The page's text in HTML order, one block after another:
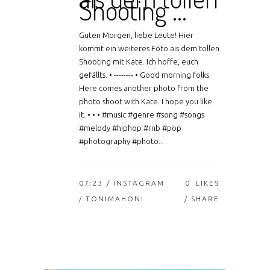
Shooting …
Guten Morgen, liebe Leute! Hier
kommt ein weiteres Foto ais dem tollen
Shooting mit Kate. Ich hoffe, euch
gefällts. • -------- • Good morning folks.
Here comes another photo from the
photo shoot with Kate. I hope you like
it. • • • #music #genre #song #songs
#melody #hiphop #rnb #pop
#photography #photo...
07:23 / INSTAGRAM
/ TONIMAHONI
0
LIKES
SHARE